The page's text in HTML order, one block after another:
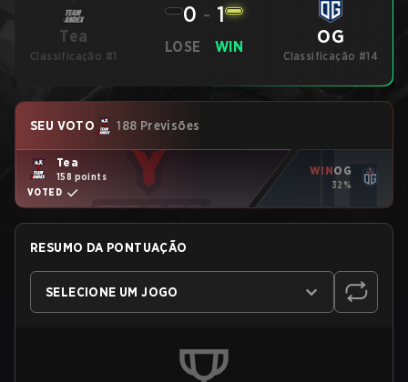
Tea
Classificação #1
LOSE
0 - 1
WIN OG
Classificação #14
SEU VOTO 188 Previsões
Tea
158 points
VOTED
WINOG
32%
RESUMO DA PONTUAÇÃO
SELECIONE UM JOGO